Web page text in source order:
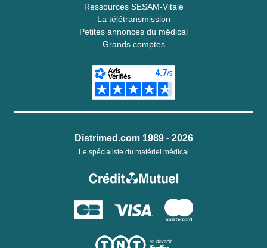
Ressources SESAM-Vitale
La télétransmission
Petites annonces du médical
Grands comptes
Distrimed.com 1989 - 2026
Le spécialiste du matériel médical